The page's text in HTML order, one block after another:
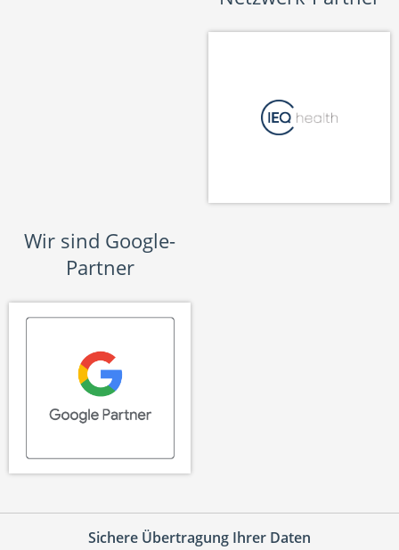
Wir sind Google-
Partner
Sichere Übertragung Ihrer Daten